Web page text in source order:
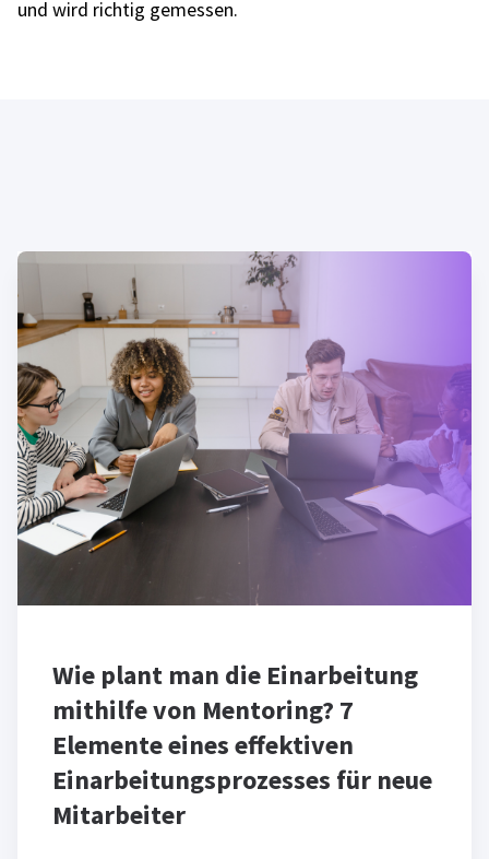
und wird richtig gemessen.
Wie plant man die Einarbeitung
mithilfe von Mentoring? 7
Elemente eines effektiven
Einarbeitungsprozesses für neue
Mitarbeiter